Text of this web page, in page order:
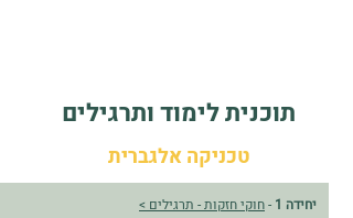
תוכנית לימוד ותרגילים
טכניקה אלגברית
יחידה 1 -חוקי חזקות - תרגילים >